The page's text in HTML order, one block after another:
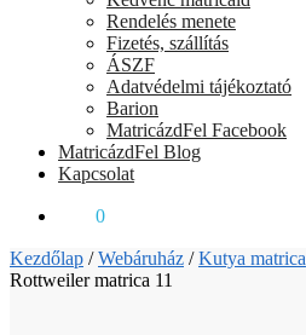
Rendelés menete
Fizetés, szállítás
ÁSZF
Adatvédelmi tájékoztató
Barion
MatricázdFel Facebook
MatricázdFel Blog
Kapcsolat
0
Kezdőlap /Webáruház /Kutya matrica
Rottweiler matrica 11